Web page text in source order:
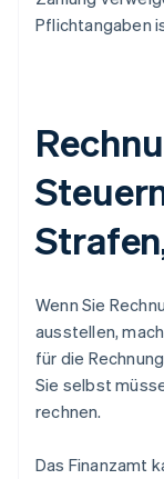
Pflichtangaben
Wenn Sie
ausstellen,
für die
Sie selbst
rechnen.
Das Finanzamt